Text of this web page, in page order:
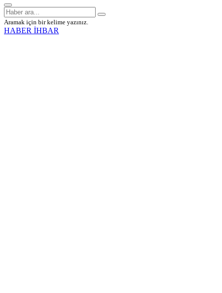
Aramak için bir kelime yazınız.
HABER İHBAR